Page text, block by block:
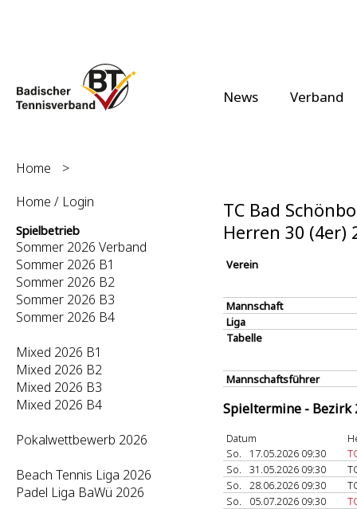
News Verband
Home
>
Home / Login
Spielbetrieb
Sommer 2026 Verband
Sommer 2026 B1
Sommer 2026 B2
Sommer 2026 B3
Sommer 2026 B4
Mixed 2026 B1
Mixed 2026 B2
Mixed 2026 B3
Mixed 2026 B4
Pokalwettbewerb 2026
Beach Tennis Liga 2026
Padel Liga BaWü 2026
TC Bad
Herren 30 (4er)
Verein
Mannschaft
Liga
Tabelle
Mannschaftsführer
Spieltermine - Bezirk
Datum
So.
17.05.2026 09:30
So.
31.05.2026 09:30
So.
28.06.2026 09:30
So.
05.07.2026 09:30